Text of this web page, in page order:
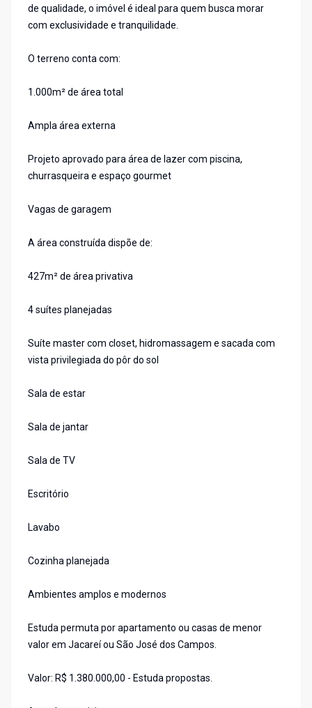
de qualidade, o imóvel é ideal para quem busca morar
com exclusividade e tranquilidade.
O terreno conta com:
1.000m² de área total
Ampla área externa
Projeto aprovado para área de lazer com piscina,
churrasqueira e espaço gourmet
Vagas de garagem
A área construída dispõe de:
427m² de área privativa
4 suítes planejadas
Suíte master com closet, hidromassagem e sacada com
vista privilegiada do pôr do sol
Sala de estar
Sala de jantar
Sala de TV
Escritório
Lavabo
Cozinha planejada
Ambientes amplos e modernos
Estuda permuta por apartamento ou casas de menor
valor em Jacareí ou São José dos Campos.
Valor: R$ 1.380.000,00 - Estuda propostas.